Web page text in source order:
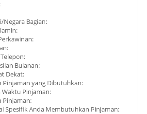
Negara Bagian:
Bulanan:
Dekat:
Pinjaman yang Dibutuhkan:
Waktu Pinjaman:
Pinjaman:
Spesifik Anda Membutuhkan Pinjaman: